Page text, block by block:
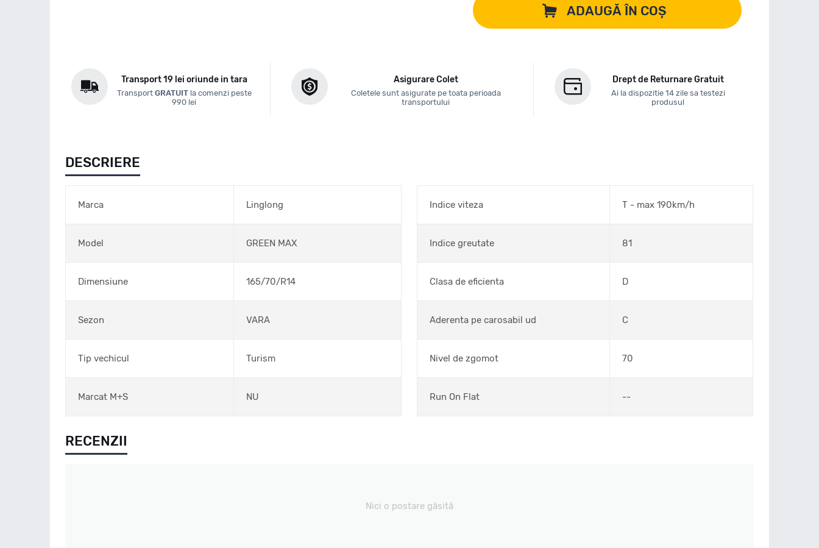
ADAUGĂ ÎN COȘ
Transport 19 lei oriunde in tara
Transport GRATUITla comenzi peste
990 lei
Asigurare Colet
Coletele sunt asigurate pe toata perioada
transportului
Drept de Returnare Gratuit
Ai la dispozitie 14 zile sa testezi
produsul
DESCRIERE
Marca Linglong
Model GREEN MAX
Dimensiune 165/70/R14
Sezon VARA
Tip vechicul Turism
Marcat M+S NU
Indice viteza T - max 190km/h
Indice greutate 81
Clasa de eficienta D
Aderenta pe carosabil ud C
Nivel de zgomot 70
Run On Flat --
RECENZII
Nici o postare găsită